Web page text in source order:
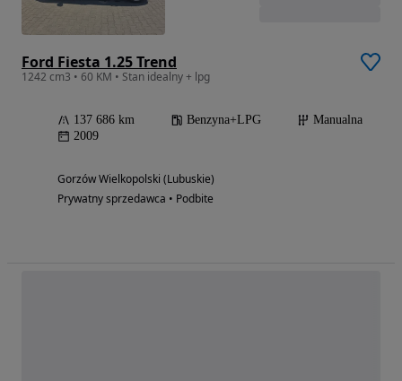
Ford Fiesta 1.25 Trend
1242 cm3 • 60 KM • Stan idealny + lpg
137 686 km Benzyna+LPG
Manualna
2009
Gorzów Wielkopolski (Lubuskie)
Prywatny sprzedawca • Podbite